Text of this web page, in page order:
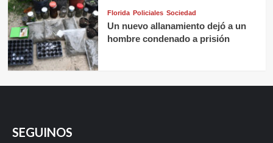
Florida Policiales Sociedad
Un nuevo allanamiento dejó a un
hombre condenado a prisión
SEGUINOS